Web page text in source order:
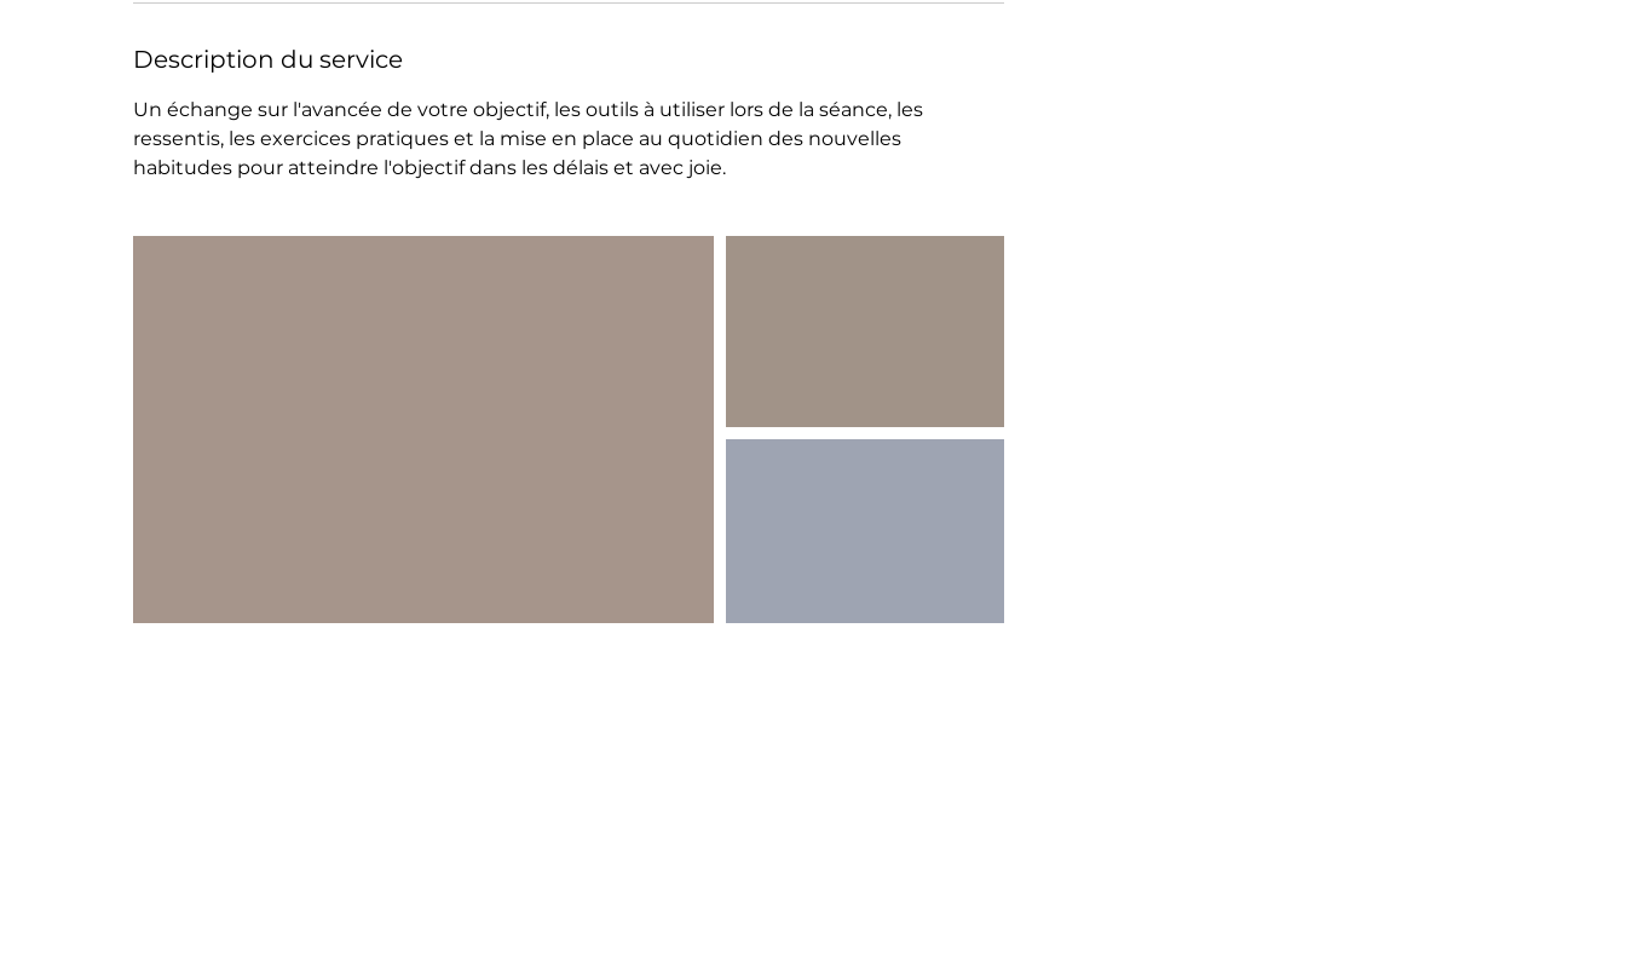
Description du service
Un échange sur l'avancée de votre objectif, les outils à utiliser lors de la séance, les
ressentis, les exercices pratiques et la mise en place au quotidien des nouvelles
habitudes pour atteindre l'objectif dans les délais et avec joie.